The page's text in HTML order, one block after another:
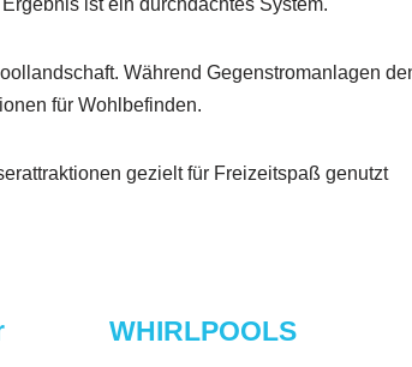
Während Gegenstromanlagen
für Wohlbefinden.
gezielt für Freizeitspaß genutzt
WHIRLPOOLS